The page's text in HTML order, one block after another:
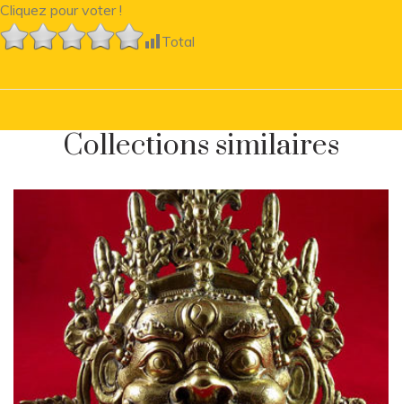
Cliquez pour voter !
Total
Collections similaires